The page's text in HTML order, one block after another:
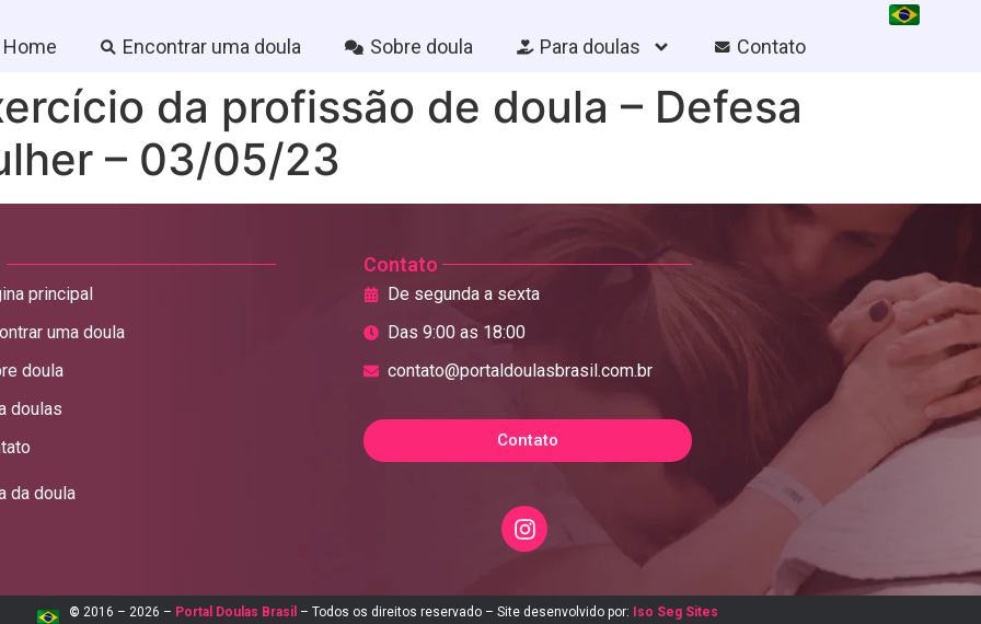
Home Encontrar uma doula Sobre doula Para doulas Contato
da profissão de doula – Defesa
– 03/05/23
principal
uma doula
doula
doulas
da doula
Contato
De segunda a sexta
Das 9:00 as 18:00
contato@portaldoulasbrasil.com.br
Contato
© 2016 – 2026 – Portal Doulas Brasil – Todos os direitos reservado – Site desenvolvido por: Iso Seg Sites